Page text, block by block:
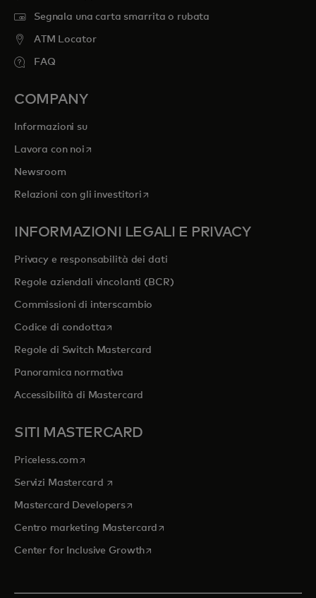
Segnala una carta smarrita o rubata
ATM Locator
FAQ
COMPANY
Informazioni su
Lavora con noi si apre in una nuova scheda
Newsroom
Relazioni con gli investitorisi apre in una nuova scheda
INFORMAZIONI LEGALI E PRIVACY
Privacy e responsabilità dei dati
Regole aziendali vincolanti (BCR)
Commissioni di interscambio
Codice di condottasi apre in una nuova scheda
Regole di Switch Mastercard
Panoramica normativa
Accessibilità di Mastercard
SITI MASTERCARD
Priceless.com si apre in una nuova scheda
Servizi Mastercard si apre in una nuova scheda
Mastercard Developerssi apre in una nuova scheda
Centro marketing Mastercard si apre in una nuova scheda
Center for Inclusive Growthsi apre in una nuova scheda